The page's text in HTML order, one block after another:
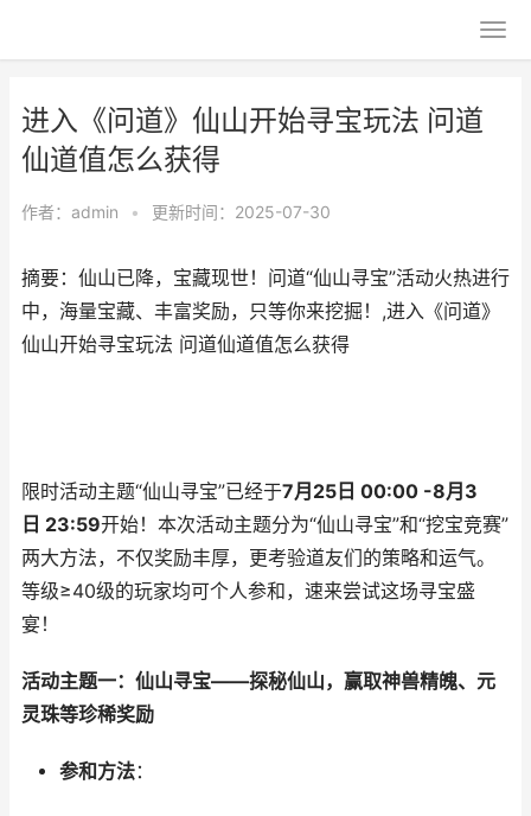
进入《问道》仙山开始寻宝玩法 问道
仙道值怎么获得
作者： admin • 更新时间：2025-07-30
摘要：仙山已降，宝藏现世！问道“仙山寻宝”活动火热进行
中，海量宝藏、丰富奖励，只等你来挖掘！,进入《问道》
仙山开始寻宝玩法 问道仙道值怎么获得
限时活动主题“仙山寻宝”已经于7月 25 日 00:00 -8月 3
日 23:59开始！本次活动主题分为“仙山寻宝”和“挖宝竞赛”
两大方法，不仅奖励丰厚，更考验道友们的策略和运气。
等级≥40级的玩家均可个人参和，速来尝试这场寻宝盛
宴！
活动主题一：仙山寻宝——探秘仙山，赢取神兽精魄、元
灵珠等珍稀奖励
参和方法：